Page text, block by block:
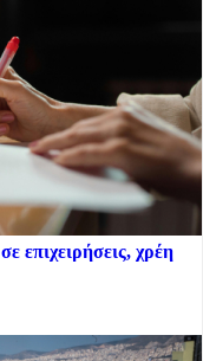
επιχειρήσεις, χρέη